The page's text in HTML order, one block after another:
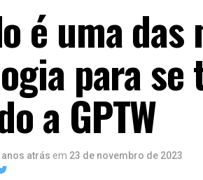
é uma
para
a GPTW
anos atrás em 23 de novembro de 2023